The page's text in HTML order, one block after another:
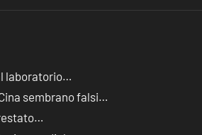
laboratorio…
sembrano falsi…